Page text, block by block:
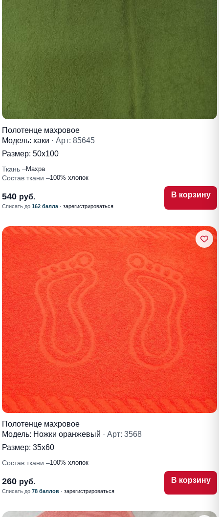
Полотенце махровое
Модель: хаки · Арт: 85645
Размер: 50х100
Ткань Махра
Состав ткани 100% хлопок
540 руб.
Списать до 162 балла · зарегистрироваться
В корзину
Полотенце махровое
Модель: Ножки оранжевый · Арт: 3568
Размер: 35х60
Состав ткани 100% хлопок
260 руб.
Списать до 78 баллов · зарегистрироваться
В корзину